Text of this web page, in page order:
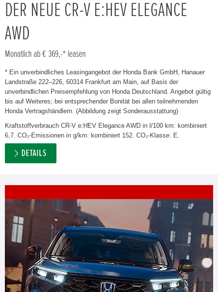
DER NEUE CR-V E:HEV ELEGANCE
AWD
Monatlich ab € 369,-* leasen
* Ein unverbindliches Leasingangebot der Honda Bank GmbH, Hanauer
Landstraße 222–226, 60314 Frankfurt am Main, auf Basis der
unverbindlichen Preisempfehlung von Honda Deutschland. Angebot gültig
bis auf Weiteres; bei entsprechender Bonität bei allen teilnehmenden
Honda Vertragshändlern. (Abbildung zeigt Sonderausstattung)
Kraftstoffverbrauch CR-V e:HEV Elegance AWD in l/100 km: kombiniert
6,7. CO₂-Emissionen in g/km: kombiniert 152. CO₂-Klasse: E.
DETAILS